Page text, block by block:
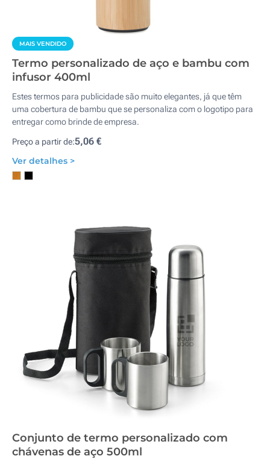
MAIS VENDIDO
Termo personalizado de aço e bambu com
infusor 400ml
Estes termos para publicidade são muito elegantes, já que têm
uma cobertura de bambu que se personaliza com o logotipo para
entregar como brinde de empresa.
Preço a partir de:5,06 €
Ver detalhes >
Conjunto de termo personalizado com
chávenas de aço 500ml